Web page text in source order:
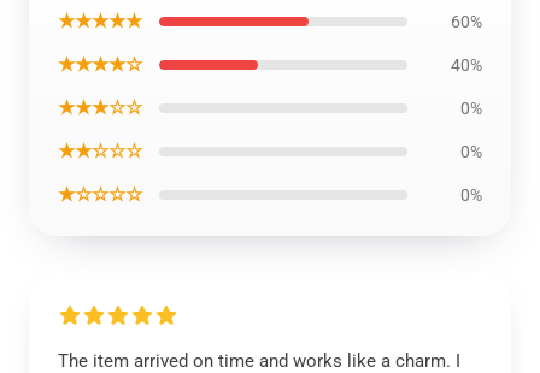
★★★★★ 60%
★★★★☆ 40%
★★★☆☆ 0%
★★☆☆☆ 0%
★☆☆☆☆ 0%
The item arrived on time and works like a charm. I